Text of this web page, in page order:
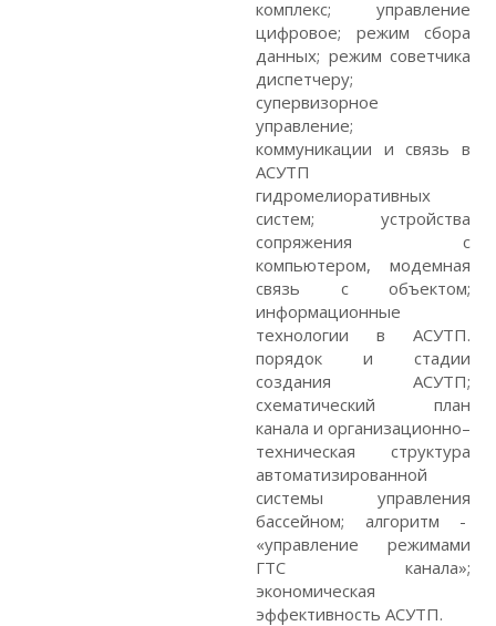
комплекс; управление
цифровое; режим сбора
данных; режим советчика
диспетчеру;
супервизорное
управление;
коммуникации и связь в
АСУТП
гидромелиоративных
систем; устройства
сопряжения с
компьютером, модемная
связь с объектом;
информационные
технологии в АСУТП.
порядок и стадии
создания АСУТП;
схематический план
канала и организационно–
техническая структура
автоматизированной
системы управления
бассейном; алгоритм -
«управление режимами
ГТС канала»;
экономическая
эффективность АСУТП.